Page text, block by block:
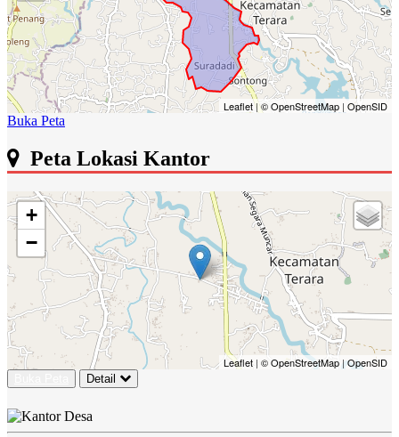
Leaflet|© OpenStreetMap | OpenSID
Buka Peta
Peta Lokasi Kantor
+
−
Leaflet | © OpenStreetMap | OpenSID
Detail